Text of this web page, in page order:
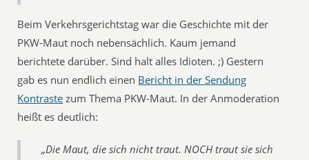
Beim Verkehrsgerichtstag war die Geschichte mit der
PKW-Maut noch nebensächlich. Kaum jemand
berichtete darüber. Sind halt alles Idioten. ;) Gestern
gab es nun endlich einen Bericht in der Sendung
Kontraste zum Thema PKW-Maut. In der Anmoderation
heißt es deutlich:
„Die Maut, die sich nicht traut. NOCH traut sie sich